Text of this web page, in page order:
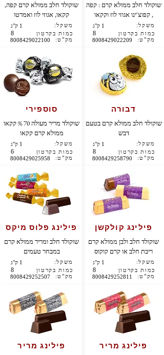
שוקולד חלב ממולא קרם : קפה
, קפוצ'ינו אגוזי לוז וקקאו
1 ק"ג משקל:
8
כמות בקרטון
8008429022209
מק"ט:
דבורה
שוקולד חלב ממולא קרם בטעם
דבש
1 ק"ג משקל:
8
כמות בקרטון
8008429258790
מק"ט:
פילינג קולקשן
שוקולד חלב ולבן ממולא קרם
ריבת חלב או קרם קוקוס
1 ק"ג משקל:
8
כמות בקרטון
8008429252811
מק"ט:
פילינג מריר
שוקולד חלב ממולא קרם קפה,
קקאו, אגוזי לוז ואמרטו
1 ק"ג משקל:
8
כמות בקרטון
8008429022100
מק"ט:
סוספירי
שוקולד מריר מעולה 70 % קקאו
ממולא קרם קקאו
1 ק"ג משקל:
6
כמות בקרטון
8008429025958
מק"ט:
פילינג פלוס מיקס
שוקולד חלב ומריר ממולא קרם
במבחר טעמים
1 ק"ג משקל:
8
כמות בקרטון
8008429252507
מק"ט:
פילינג מריר